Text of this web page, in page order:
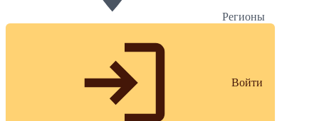
Регионы
Войти